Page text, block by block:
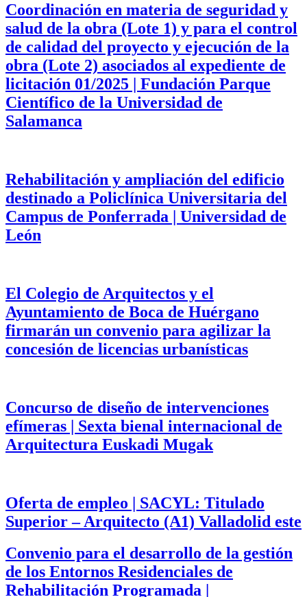
Coordinación en materia de seguridad y
salud de la obra (Lote 1) y para el control
de calidad del proyecto y ejecución de la
obra (Lote 2) asociados al expediente de
licitación 01/2025 | Fundación Parque
Científico de la Universidad de
Salamanca
Rehabilitación y ampliación del edificio
destinado a Policlínica Universitaria del
Campus de Ponferrada | Universidad de
León
El Colegio de Arquitectos y el
Ayuntamiento de Boca de Huérgano
firmarán un convenio para agilizar la
concesión de licencias urbanísticas
Concurso de diseño de intervenciones
efímeras | Sexta bienal internacional de
Arquitectura Euskadi Mugak
Oferta de empleo | SACYL: Titulado
Superior – Arquitecto (A1) Valladolid este
Convenio para el desarrollo de la gestión
de los Entornos Residenciales de
Rehabilitación Programada |